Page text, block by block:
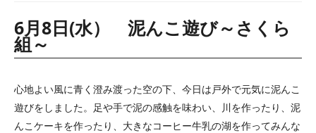
6月8日(水） 泥んこ遊び～さくら
組～
心地よい風に青く澄み渡った空の下、今日は戸外で元気に泥んこ
遊びをしました。足や手で泥の感触を味わい、川を作ったり、泥
んこケーキを作ったり、大きなコーヒー牛乳の湖を作ってみんな